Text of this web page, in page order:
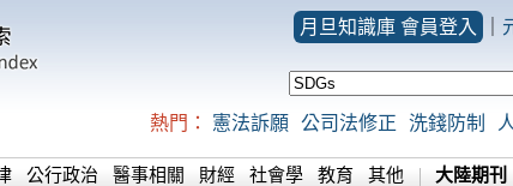
月旦知識庫 會員登入
熱門： 憲法訴願 公司法修正 洗錢防制
公行政治 醫事相關 財經 社會學 教育 其他 大陸期刊